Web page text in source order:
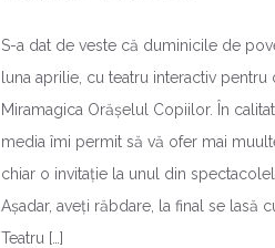
S-a dat de veste că duminicile de
luna aprilie, cu teatru interactiv pentru
Miramagica Orășelul Copiilor. În
media îmi permit să vă ofer mai
chiar o invitație la unul din
Așadar, aveți răbdare, la final se lasă
Teatru […]